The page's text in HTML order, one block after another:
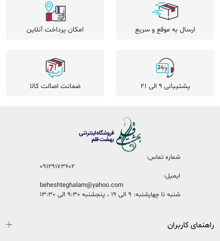
ارسال به موقع و سریع امکان پرداخت آنلاین
پشتیبانی 9 الی 21 ضمانت اصالت کالا
شماره تماس:
09129173602
ایمیل:
beheshteghalam@yahoo.com
شنبه تا چهارشنبه: 9 الی 19 ، پنجشنبه 9:30 الی 13:30
راهنمای کاربران